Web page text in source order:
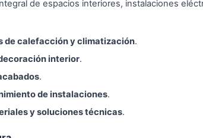
de espacios interiores, instalaciones
de calefacción y climatización.
interior.
.
de instalaciones.
y soluciones técnicas.